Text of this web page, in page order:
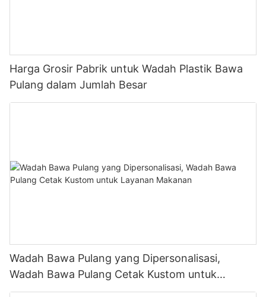
Harga Grosir Pabrik untuk Wadah Plastik Bawa
Pulang dalam Jumlah Besar
Wadah Bawa Pulang yang Dipersonalisasi,
Wadah Bawa Pulang Cetak Kustom untuk
Layanan Makanan